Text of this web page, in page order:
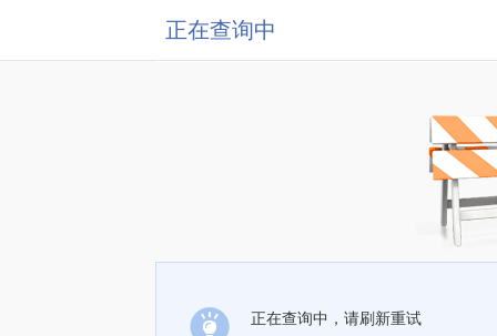
正在查询中
正在查询中，请刷新重试